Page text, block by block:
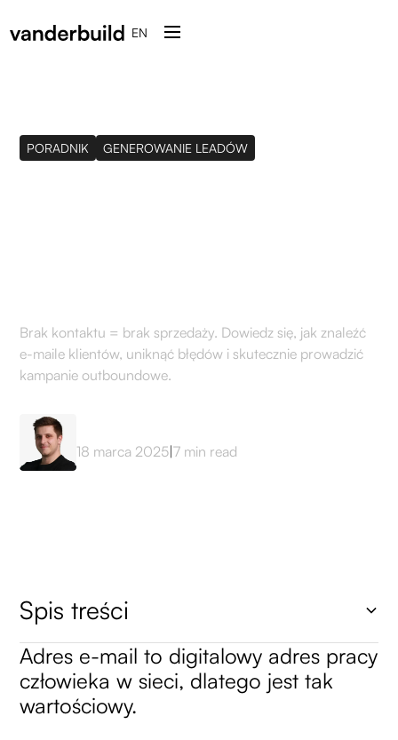
EN
PORADNIK GENEROWANIE LEADÓW
Brak kontaktu = brak sprzedaży. Dowiedz się, jak znaleźć
e-maile klientów, uniknąć błędów i skutecznie prowadzić
kampanie outboundowe.
18 marca 2025|7 min read
Spis treści
Heading 2
Adres e-mail to digitalowy adres pracy
człowieka w sieci, dlatego jest tak
wartościowy.